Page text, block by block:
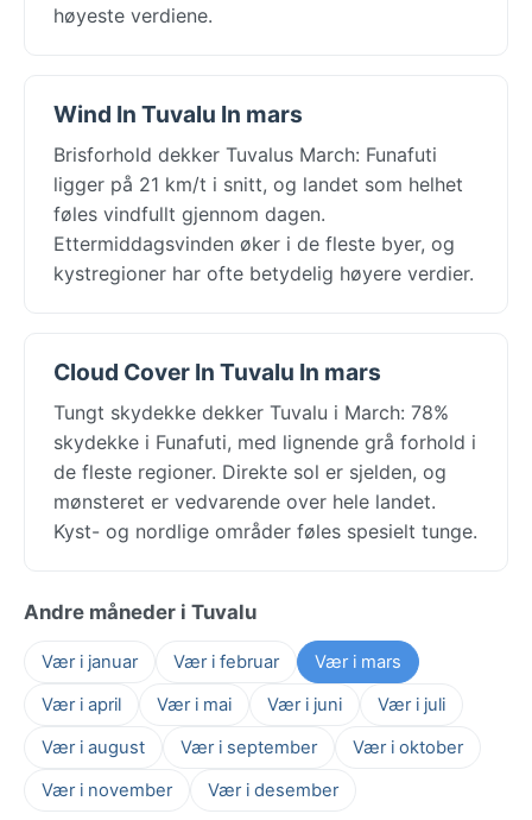
høyeste verdiene.
Wind In Tuvalu In mars
Brisforhold dekker Tuvalus March: Funafuti
ligger på 21 km/t i snitt, og landet som helhet
føles vindfullt gjennom dagen.
Ettermiddagsvinden øker i de fleste byer, og
kystregioner har ofte betydelig høyere verdier.
Cloud Cover In Tuvalu In mars
Tungt skydekke dekker Tuvalu i March: 78%
skydekke i Funafuti, med lignende grå forhold i
de fleste regioner. Direkte sol er sjelden, og
mønsteret er vedvarende over hele landet.
Kyst- og nordlige områder føles spesielt tunge.
Andre måneder i Tuvalu
Vær i januar Vær i februar
Vær i mars
Vær i april
Vær i mai Vær i juni
Vær i juli
Vær i august
Vær i september
Vær i oktober
Vær i november
Vær i desember